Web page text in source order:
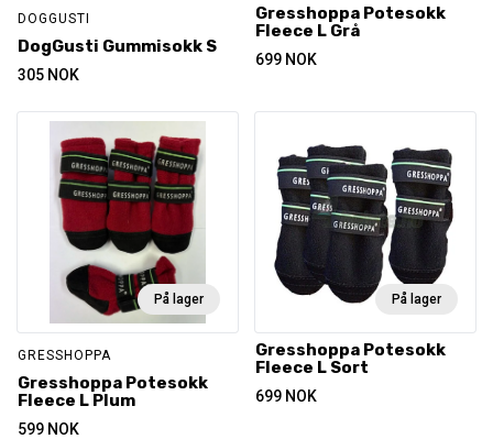
DOGGUSTI
DogGusti Gummisokk S
305 NOK
Gresshoppa Potesokk
Fleece L Grå
699 NOK
På lager
GRESSHOPPA
Gresshoppa Potesokk
Fleece L Plum
599 NOK
På lager
Gresshoppa Potesokk
Fleece L Sort
699 NOK